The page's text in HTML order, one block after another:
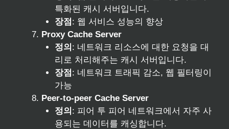
특화된 캐시 서버입니다.
장점 : 웹 서비스 성능의 향상
Proxy Cache Server
정의 : 네트워크 리소스에 대한 요청을 대
리로 처리해주는 캐시 서버입니다.
장점 : 네트워크 트래픽 감소, 웹 필터링이
가능
Peer-to-peer Cache Server
정의 : 피어 투 피어 네트워크에서 자주 사
용되는 데이터를 캐싱합니다.